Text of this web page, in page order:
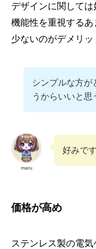
デザインに関しては
機能性を重視する
少ないのがデメリッ
シンプルな方が
うからいいと思
maru
好みで
価格が高め
ステンレス製の電